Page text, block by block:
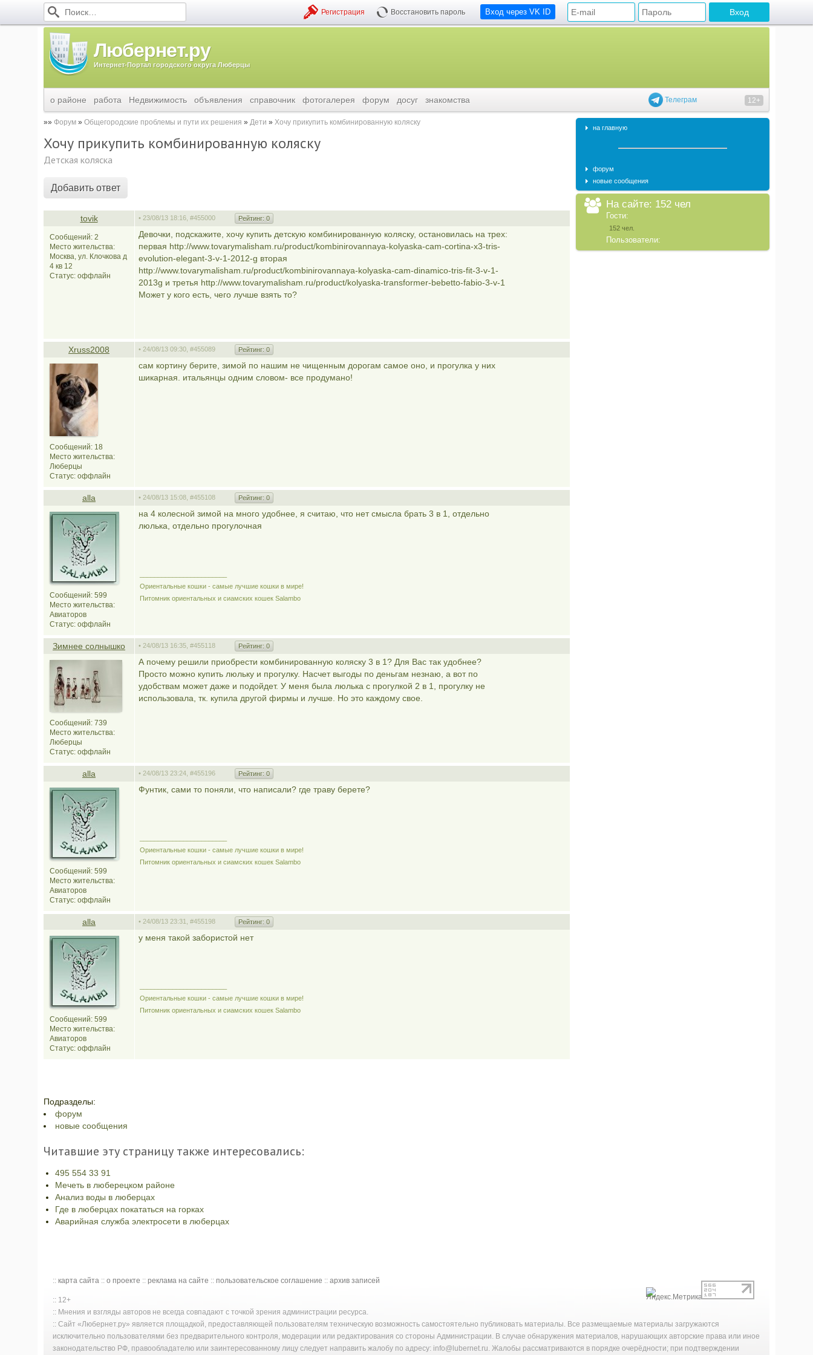
Вход через VK ID
Регистрация Восстановить пароль
Любернет.ру
Интернет-Портал городского округа Люберцы
Телеграм 12+
о районе работа Недвижимость объявления справочник фотогалерея форум досуг знакомства
Форум Общегородские проблемы и пути их решения Дети Хочу прикупить комбинированную коляску
Хочу прикупить комбинированную коляску
Детская коляска
Добавить ответ
tovik • 23/08/13 18:16, #455000 Рейтинг: 0
Сообщений: 2
Место жительства:
Москва, ул. Клочкова д
4 кв 12
Статус: оффлайн
Девочки, подскажите, хочу купить детскую комбинированную коляску, остановилась на трех:
первая http://www.tovarymalisham.ru/product/kombinirovannaya-kolyaska-cam-cortina-x3-tris-
evolution-elegant-3-v-1-2012-g вторая
http://www.tovarymalisham.ru/product/kombinirovannaya-kolyaska-cam-dinamico-tris-fit-3-v-1-
2013g и третья http://www.tovarymalisham.ru/product/kolyaska-transformer-bebetto-fabio-3-v-1
Может у кого есть, чего лучше взять то?
Xruss2008 • 24/08/13 09:30, #455089 Рейтинг: 0
Сообщений: 18
Место жительства:
Люберцы
Статус: оффлайн
сам кортину берите, зимой по нашим не чищенным дорогам самое оно, и прогулка у них
шикарная. итальянцы одним словом- все продумано!
alla • 24/08/13 15:08, #455108 Рейтинг: 0
Сообщений: 599
Место жительства:
Авиаторов
Статус: оффлайн
на 4 колесной зимой на много удобнее, я считаю, что нет смысла брать 3 в 1, отдельно
люлька, отдельно прогулочная
Ориентальные кошки - самые лучшие кошки в мире!
Питомник ориентальных и сиамских кошек Salambo
Зимнее солнышко • 24/08/13 16:35, #455118 Рейтинг: 0
Сообщений: 739
Место жительства:
Люберцы
Статус: оффлайн
А почему решили приобрести комбинированную коляску 3 в 1? Для Вас так удобнее?
Просто можно купить люльку и прогулку. Насчет выгоды по деньгам незнаю, а вот по
удобствам может даже и подойдет. У меня была люлька с прогулкой 2 в 1, прогулку не
использовала, тк. купила другой фирмы и лучше. Но это каждому свое.
alla • 24/08/13 23:24, #455196 Рейтинг: 0
Сообщений: 599
Место жительства:
Авиаторов
Статус: оффлайн
Фунтик, сами то поняли, что написали? где траву берете?
Ориентальные кошки - самые лучшие кошки в мире!
Питомник ориентальных и сиамских кошек Salambo
alla • 24/08/13 23:31, #455198 Рейтинг: 0
Сообщений: 599
Место жительства:
Авиаторов
Статус: оффлайн
у меня такой забористой нет
Ориентальные кошки - самые лучшие кошки в мире!
Питомник ориентальных и сиамских кошек Salambo
Подразделы:
форум
новые сообщения
Читавшие эту страницу также интересовались:
495 554 33 91
Мечеть в люберецком районе
Анализ воды в люберцах
Где в люберцах покататься на горках
Аварийная служба электросети в люберцах
на главную
форум
новые сообщения
На сайте: 152 чел
Гости:
152 чел.
Пользователи:
:: карта сайта :: о проекте :: реклама на сайте :: пользовательское соглашение :: архив записей
:: 12+
:: Мнения и взгляды авторов не всегда совпадают с точкой зрения администрации ресурса.
:: Сайт «Любернет.ру» является площадкой, предоставляющей пользователям техническую возможность самостоятельно публиковать материалы. Все размещаемые материалы загружаются
исключительно пользователями без предварительного контроля, модерации или редактирования со стороны Администрации. В случае обнаружения материалов, нарушающих авторские права или иное
законодательство РФ, правообладателю или заинтересованному лицу следует направить жалобу по адресу: info@lubernet.ru. Жалобы рассматриваются в порядке очерёдности; при подтверждении